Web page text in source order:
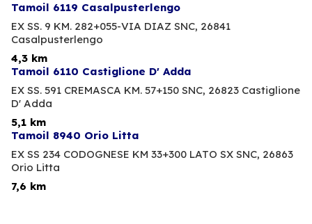
Tamoil 6119 Casalpusterlengo
EX SS. 9 KM. 282+055-VIA DIAZ SNC, 26841
Casalpusterlengo
4,3 km
Tamoil 6110 Castiglione D' Adda
EX SS. 591 CREMASCA KM. 57+150 SNC, 26823 Castiglione
D' Adda
5,1 km
Tamoil 8940 Orio Litta
EX SS 234 CODOGNESE KM 33+300 LATO SX SNC, 26863
Orio Litta
7,6 km